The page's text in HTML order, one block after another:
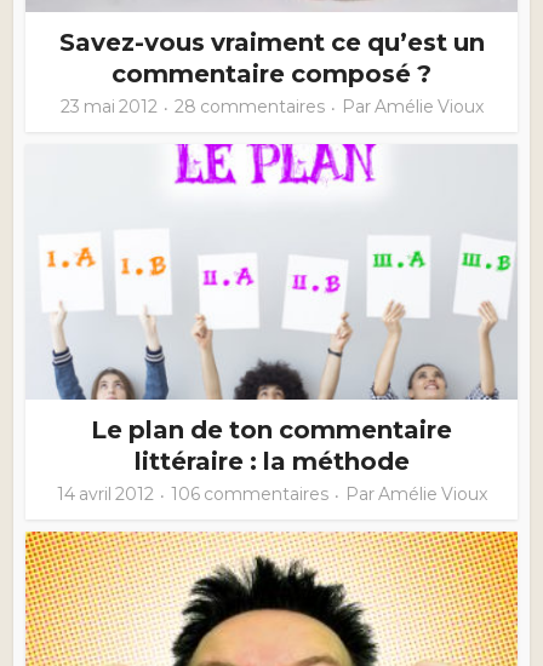
Savez-vous vraiment ce qu’est un
commentaire composé ?
23 mai 2012 28 commentaires ParAmélie Vioux
Le plan de ton commentaire
littéraire : la méthode
14 avril 2012 106 commentaires ParAmélie Vioux